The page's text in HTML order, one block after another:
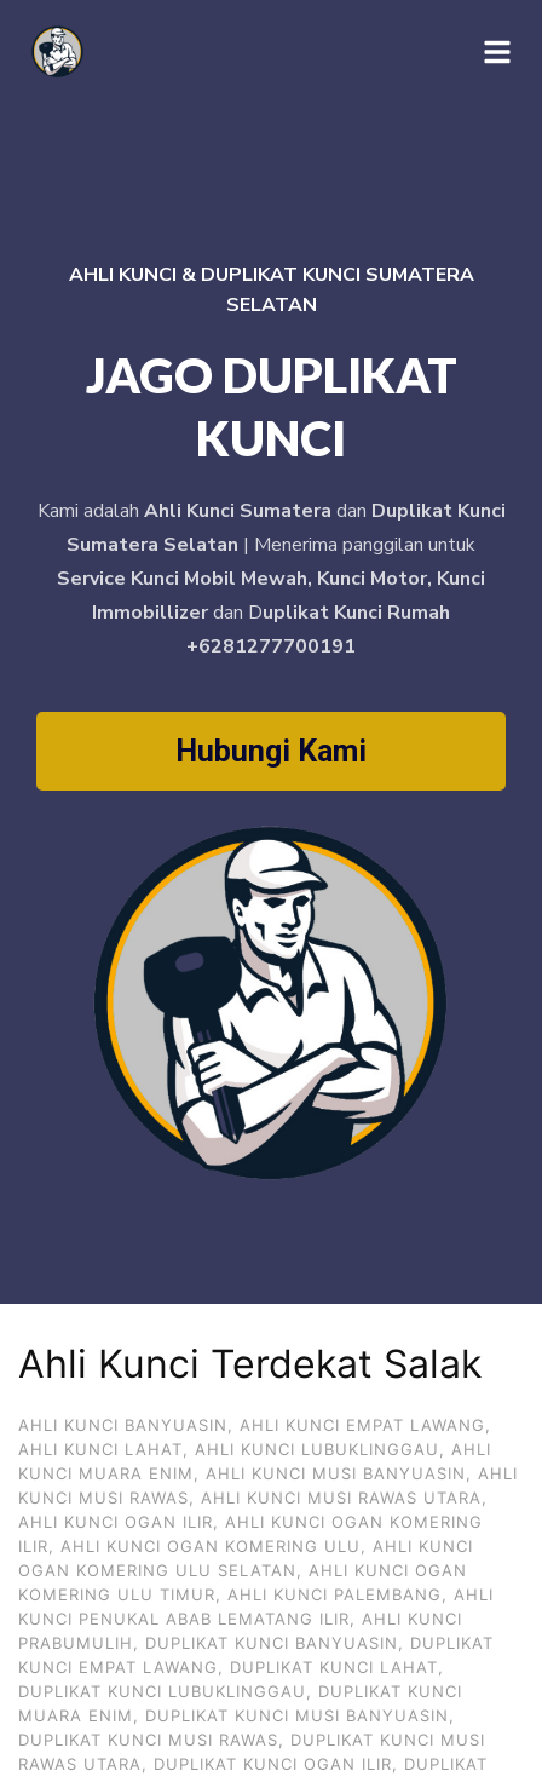
AHLI KUNCI & DUPLIKAT KUNCI SUMATERA
SELATAN
JAGO DUPLIKAT
KUNCI
Kami adalah Ahli Kunci Sumatera dan Duplikat Kunci
Sumatera Selatan | Menerima panggilan untuk
Service Kunci Mobil Mewah, Kunci Motor, Kunci
Immobillizerdan Duplikat Kunci Rumah
+6281277700191
Hubungi Kami
Ahli Kunci Terdekat Salak
AHLI KUNCI BANYUASIN, AHLI KUNCI EMPAT LAWANG,
AHLI KUNCI LAHAT, AHLI KUNCI LUBUKLINGGAU, AHLI
KUNCI MUARA ENIM, AHLI KUNCI MUSI BANYUASIN, AHLI
KUNCI MUSI RAWAS, AHLI KUNCI MUSI RAWAS UTARA,
AHLI KUNCI OGAN ILIR, AHLI KUNCI OGAN KOMERING
ILIR, AHLI KUNCI OGAN KOMERING ULU, AHLI KUNCI
OGAN KOMERING ULU SELATAN, AHLI KUNCI OGAN
KOMERING ULU TIMUR, AHLI KUNCI PALEMBANG, AHLI
KUNCI PENUKAL ABAB LEMATANG ILIR, AHLI KUNCI
PRABUMULIH, DUPLIKAT KUNCI BANYUASIN, DUPLIKAT
KUNCI EMPAT LAWANG, DUPLIKAT KUNCI LAHAT,
DUPLIKAT KUNCI LUBUKLINGGAU, DUPLIKAT KUNCI
MUARA ENIM, DUPLIKAT KUNCI MUSI BANYUASIN,
DUPLIKAT KUNCI MUSI RAWAS, DUPLIKAT KUNCI MUSI
RAWAS UTARA, DUPLIKAT KUNCI OGAN ILIR, DUPLIKAT